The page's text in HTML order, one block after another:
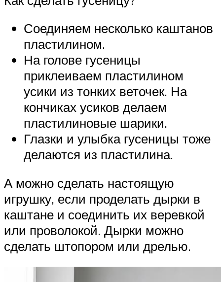
Соединяем несколько каштанов
пластилином.
На голове гусеницы
приклеиваем пластилином
усики из тонких веточек. На
кончиках усиков делаем
пластилиновые шарики.
Глазки и улыбка гусеницы тоже
делаются из пластилина.
А можно сделать настоящую
игрушку, если проделать дырки в
каштане и соединить их веревкой
или проволокой. Дырки можно
сделать штопором или дрелью.